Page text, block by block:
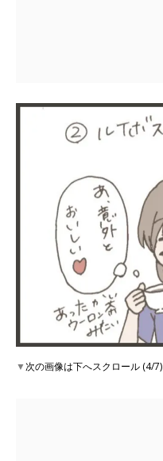
▼次の画像は下へスクロール (4/7)